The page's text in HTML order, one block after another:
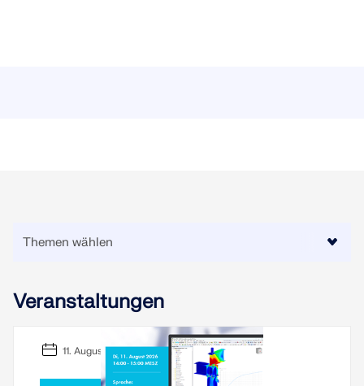
Veranstaltungen
11. August 2026